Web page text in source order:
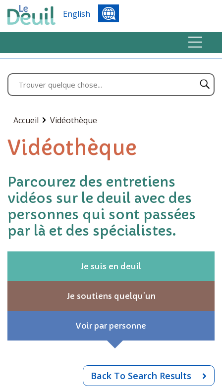
English
Accueil Vidéothèque
Vidéothèque
Parcourez des entretiens
vidéos sur le deuil avec des
personnes qui sont passées
par là et des spécialistes.
Je suis en deuil
Je soutiens quelqu’un
Voir par personne
Back To Search Results